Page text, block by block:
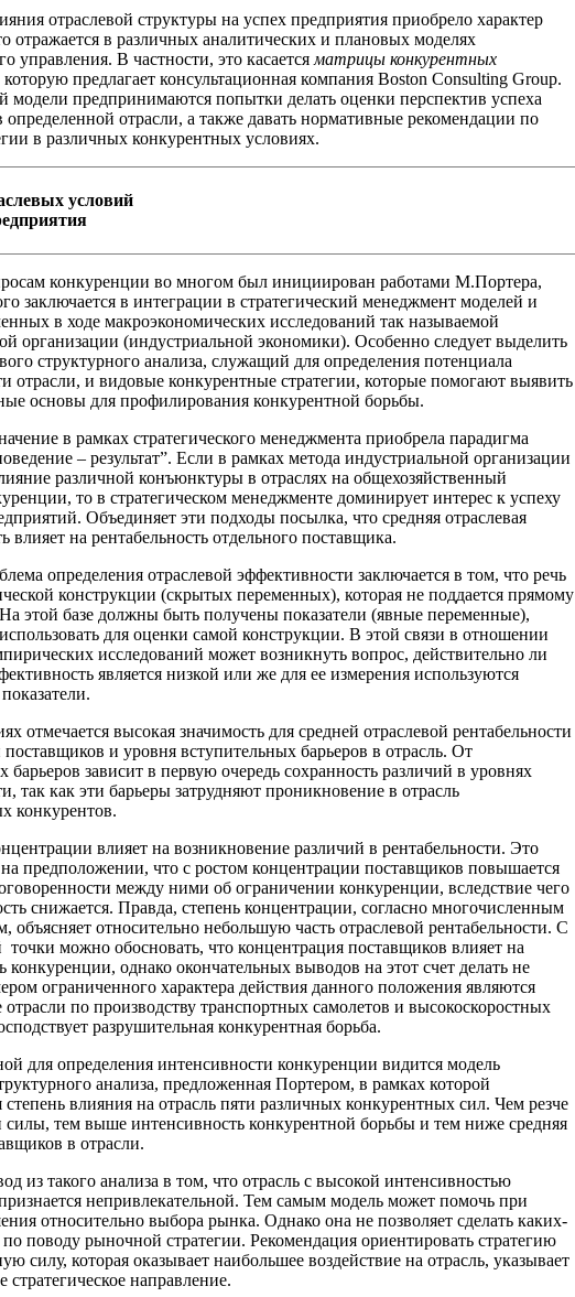
отраслевой структуры на успех предприятия приобрело характер
отражается в различных аналитических и плановых моделях
управления. В частности, это касается матрицы конкурентных
которую предлагает консультационная компания Boston Consulting Group.
модели предпринимаются попытки делать оценки перспектив успеха
определенной отрасли, а также давать нормативные рекомендации по
в различных конкурентных условиях.
условий
конкуренции во многом был инициирован работами М.Портера,
заключается в интеграции в стратегический менеджмент моделей и
в ходе макроэкономических исследований так называемой
организации (индустриальной экономики). Особенно следует выделить
структурного анализа, служащий для определения потенциала
отрасли, и видовые конкурентные стратегии, которые помогают выявить
основы для профилирования конкурентной борьбы.
в рамках стратегического менеджмента приобрела парадигма
– результат”. Если в рамках метода индустриальной организации
различной конъюнктуры в отраслях на общехозяйственный
то в стратегическом менеджменте доминирует интерес к успеху
Объединяет эти подходы посылка, что средняя отраслевая
влияет на рентабельность отдельного поставщика.
определения отраслевой эффективности заключается в том, что речь
конструкции (скрытых переменных), которая не поддается прямому
этой базе должны быть получены показатели (явные переменные),
для оценки самой конструкции. В этой связи в отношении
исследований может возникнуть вопрос, действительно ли
является низкой или же для ее измерения используются
отмечается высокая значимость для средней отраслевой рентабельности
и уровня вступительных барьеров в отрасль. От
барьеров зависит в первую очередь сохранность различий в уровнях
так как эти барьеры затрудняют проникновение в отрасль
конкурентов.
влияет на возникновение различий в рентабельности. Это
предположении, что с ростом концентрации поставщиков повышается
между ними об ограничении конкуренции, вследствие чего
снижается. Правда, степень концентрации, согласно многочисленным
объясняет относительно небольшую часть отраслевой рентабельности. С
точки можно обосновать, что концентрация поставщиков влияет на
конкуренции, однако окончательных выводов на этот счет делать не
ограниченного характера действия данного положения являются
по производству транспортных самолетов и высокоскоростных
разрушительная конкурентная борьба.
для определения интенсивности конкуренции видится модель
анализа, предложенная Портером, в рамках которой
степень влияния на отрасль пяти различных конкурентных сил. Чем резче
тем выше интенсивность конкурентной борьбы и тем ниже средняя
в отрасли.
из такого анализа в том, что отрасль с высокой интенсивностью
непривлекательной. Тем самым модель может помочь при
относительно выбора рынка. Однако она не позволяет сделать каких-
поводу рыночной стратегии. Рекомендация ориентировать стратегию
силу, которая оказывает наибольшее воздействие на отрасль, указывает
стратегическое направление.